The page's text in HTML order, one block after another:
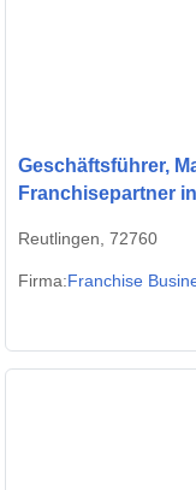
Geschäftsführer,
Franchisepartner
Reutlingen, 72760
Firma:Franchise